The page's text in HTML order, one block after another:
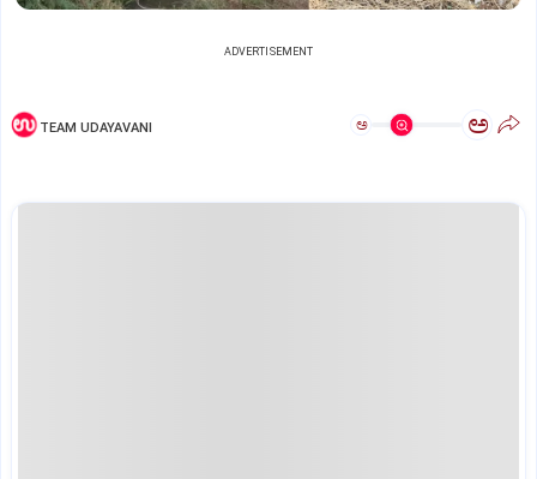
ADVERTISEMENT
TEAM UDAYAVANI ಅ ಅ